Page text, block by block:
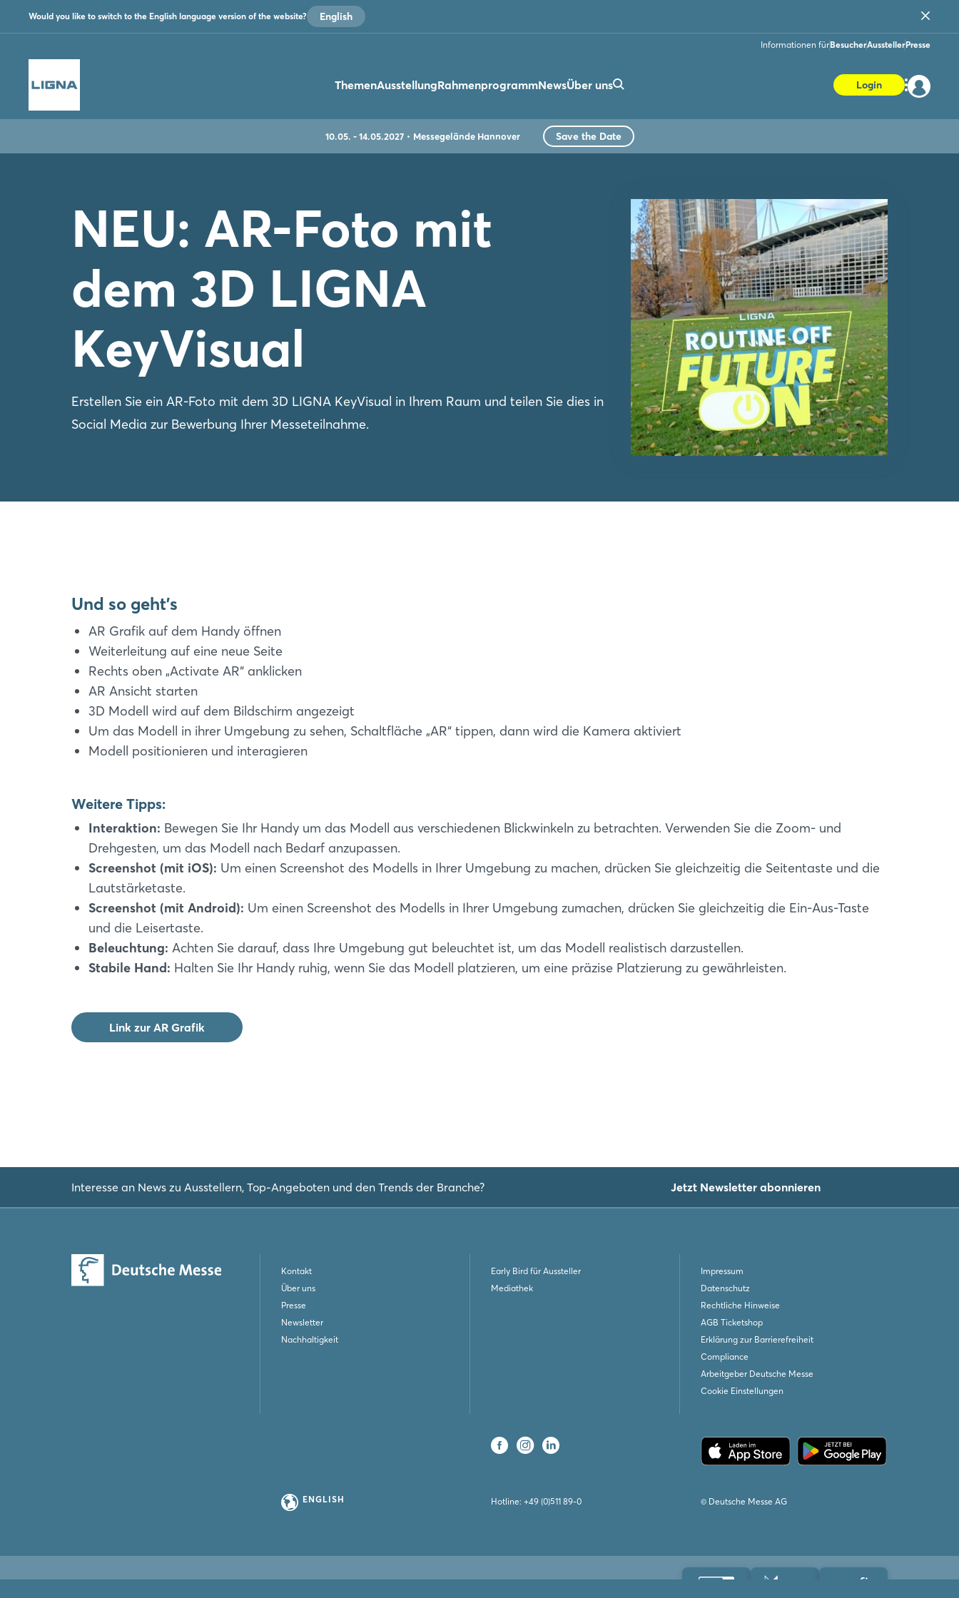
Would you like to switch to the English language version of the website? English
Informationen fürBesucherAusstellerPresse
ThemenAusstellungRahmenprogrammNewsÜber uns Login
10.05. - 14.05.2027 Messegelände Hannover Save the Date
NEU: AR-Foto mit
dem 3D LIGNA
KeyVisual
Erstellen Sie ein AR-Foto mit dem 3D LIGNA KeyVisual in Ihrem Raum und teilen Sie dies in
Social Media zur Bewerbung Ihrer Messeteilnahme.
Und so geht's
AR Grafik auf dem Handy öffnen
Weiterleitung auf eine neue Seite
Rechts oben „Activate AR“ anklicken
AR Ansicht starten
3D Modell wird auf dem Bildschirm angezeigt
Um das Modell in ihrer Umgebung zu sehen, Schaltfläche „AR“ tippen, dann wird die Kamera aktiviert
Modell positionieren und interagieren
Weitere Tipps:
Interaktion: Bewegen Sie Ihr Handy um das Modell aus verschiedenen Blickwinkeln zu betrachten. Verwenden Sie die Zoom- und
Drehgesten, um das Modell nach Bedarf anzupassen.
Screenshot (mit iOS): Um einen Screenshot des Modells in Ihrer Umgebung zu machen, drücken Sie gleichzeitig die Seitentaste und die
Lautstärketaste.
Screenshot (mit Android): Um einen Screenshot des Modells in Ihrer Umgebung zumachen, drücken Sie gleichzeitig die Ein-Aus-Taste
und die Leisertaste.
Beleuchtung: Achten Sie darauf, dass Ihre Umgebung gut beleuchtet ist, um das Modell realistisch darzustellen.
Stabile Hand: Halten Sie Ihr Handy ruhig, wenn Sie das Modell platzieren, um eine präzise Platzierung zu gewährleisten.
Link zur AR Grafik
Interesse an News zu Ausstellern, Top-Angeboten und den Trends der Branche? Jetzt Newsletter abonnieren
Kontakt
Über uns
Presse
Newsletter
Nachhaltigkeit
Early Bird für Aussteller
Mediathek
Impressum
Datenschutz
Rechtliche Hinweise
AGB Ticketshop
Erklärung zur Barrierefreiheit
Compliance
Arbeitgeber Deutsche Messe
Cookie Einstellungen
ENGLISH Hotline: +49 (0)511 89-0 © Deutsche Messe AG
Jetzt registrieren